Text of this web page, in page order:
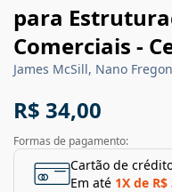
para
Comerciais -
James McSill, Nano
R$ 34,00
Formas de pagamento:
Cartão de
Em até 1X de R$